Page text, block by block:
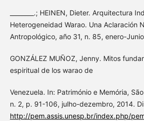
________.; HEINEN, Dieter. Arquitectura
Heterogeneidad Warao. Una Aclaración
Antropológico, año 31, n. 85, enero-
GONZÁLEZ MUÑOZ, Jenny. Mitos
espiritual de los warao de
Venezuela. In: Património e Memória,
n. 2, p. 91-106, julho-dezembro, 2014.
http://pem.assis.unesp.br/index.php/